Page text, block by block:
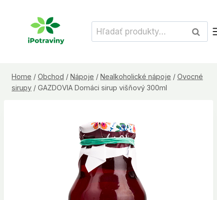
Hľadať:
Home / Obchod / Nápoje / Nealkoholické nápoje / Ovocné
sirupy / GAZDOVIA Domáci sirup višňový 300ml